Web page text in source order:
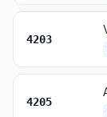
4203
4205